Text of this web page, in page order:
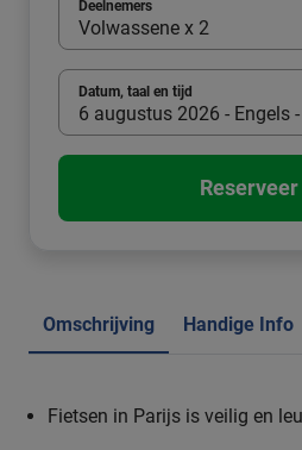
Deelnemers
Volwassene x 2
Datum, taal en tijd
6 augustus 2026 - Engels
Reserveer
Omschrijving Handige Info
Fietsen in Parijs is veilig en